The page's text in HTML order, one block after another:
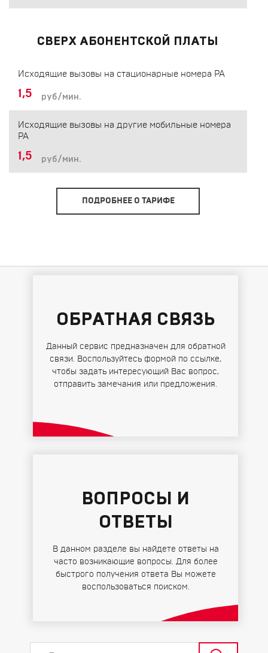
СВЕРХ АБОНЕНТСКОЙ ПЛАТЫ
Исходящие вызовы на стационарные номера РА
1,5 руб/мин.
Исходящие вызовы на другие мобильные номера
РА
1,5 руб/мин.
ПОДРОБНЕЕ О ТАРИФЕ
ОБРАТНАЯ СВЯЗЬ
Данный сервис предназначен для обратной
связи. Воспользуйтесь формой по ссылке,
чтобы задать интересующий Вас вопрос,
отправить замечания или предложения.
ВОПРОСЫ И
ОТВЕТЫ
В данном разделе вы найдете ответы на
часто возникающие вопросы. Для более
быстрого получения ответа Вы можете
воспользоваться поиском.